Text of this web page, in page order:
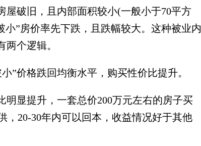
破旧，且内部面积较小(一般小于70平方
”房价率先下跌，且跌幅较大。这种被业内
个逻辑。
价格跌回均衡水平，购买性价比提升。
显提升，一套总价200万元左右的房子买
，20-30年内可以回本，收益情况好于其他